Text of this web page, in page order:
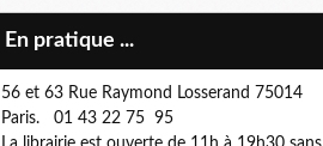
En pratique ...
56 et 63 Rue Raymond Losserand 75014
Paris. 01 43 22 75 95